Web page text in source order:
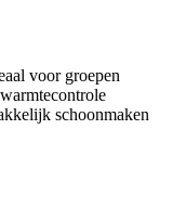
voor groepen
schoonmaken